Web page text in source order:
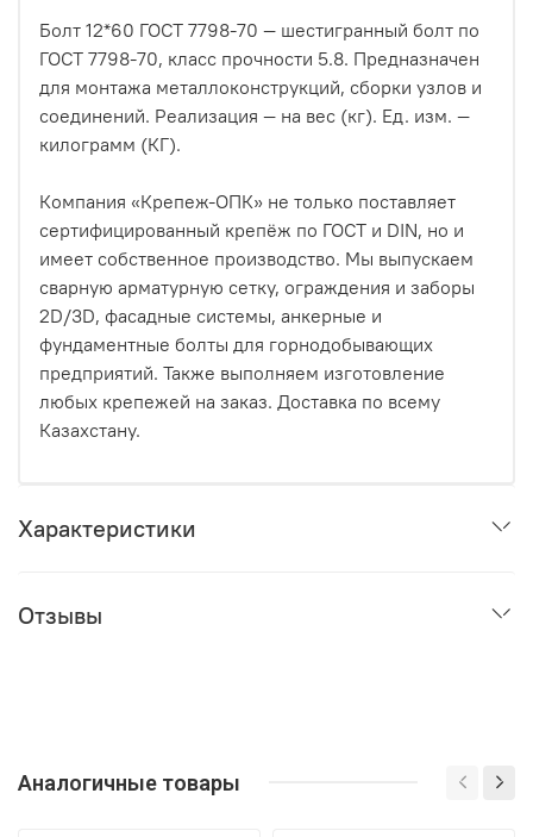
Болт 12*60 ГОСТ 7798-70 — шестигранный болт по
ГОСТ 7798-70, класс прочности 5.8. Предназначен
для монтажа металлоконструкций, сборки узлов и
соединений. Реализация — на вес (кг). Ед. изм. —
килограмм (КГ).
Компания «Крепеж-ОПК» не только поставляет
сертифицированный крепёж по ГОСТ и DIN, но и
имеет собственное производство. Мы выпускаем
сварную арматурную сетку, ограждения и заборы
2D/3D, фасадные системы, анкерные и
фундаментные болты для горнодобывающих
предприятий. Также выполняем изготовление
любых крепежей на заказ. Доставка по всему
Казахстану.
Характеристики
Отзывы
Аналогичные товары